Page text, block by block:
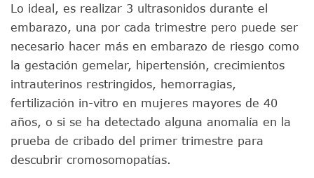
Lo ideal, es realizar 3 ultrasonidos durante el
embarazo, una por cada trimestre pero puede ser
necesario hacer más en embarazo de riesgo como
la gestación gemelar, hipertensión, crecimientos
intrauterinos restringidos, hemorragias,
fertilización in-vitro en mujeres mayores de 40
años, o si se ha detectado alguna anomalía en la
prueba de cribado del primer trimestre para
descubrir cromosomopatías.